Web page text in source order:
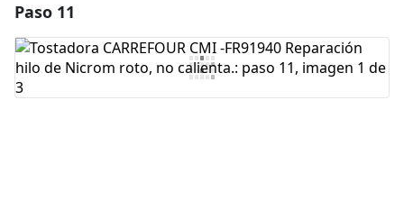
Agregar Comentario
Paso 11